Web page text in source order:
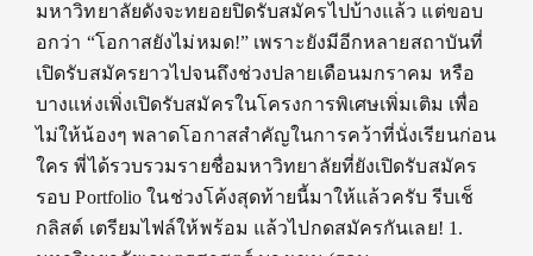
มหาวิทยาลัยดังจะทยอยปิดรับสมัครไปบ้างแล้ว แต่ขอบ
อกว่า “โอกาสยังไม่หมด!” เพราะยังมีอีกหลายสถาบันที่
เปิดรับสมัครยาวไปจนถึงช่วงปลายเดือนมกราคม หรือ
บางแห่งเพิ่งเปิดรับสมัครในโครงการพิเศษเพิ่มเติม เพื่อ
ไม่ให้น้องๆ พลาดโอกาสสำคัญในการคว้าที่นั่งเรียนก่อน
ใคร พี่ได้รวบรวมรายชื่อมหาวิทยาลัยที่ยังเปิดรับสมัคร
รอบ Portfolio ในช่วงโค้งสุดท้ายนี้มาให้แล้วครับ รีบเช็
กลิสต์ เตรียมไฟล์ให้พร้อม แล้วไปกดสมัครกันเลย! 1.